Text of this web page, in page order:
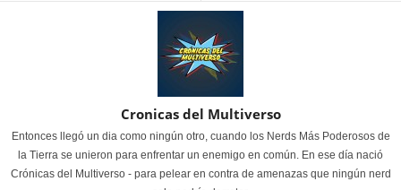
Cronicas del Multiverso
Entonces llegó un dia como ningún otro, cuando los Nerds Más Poderosos de
la Tierra se unieron para enfrentar un enemigo en común. En ese día nació
Crónicas del Multiverso - para pelear en contra de amenazas que ningún nerd